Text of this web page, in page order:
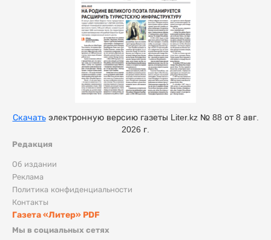
Редакция
Об издании
Реклама
Политика конфиденциальности
Контакты
Газета «Литер» PDF
Мы в социальных сетях
Скачатьэлектронную версию газеты Liter.kz № 88 от 8 авг.
2026 г.